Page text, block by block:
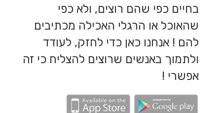
בחיים כפי שהם רוצים, ולא כפי
שהאוכל או הרגלי האכילה מכתיבים
להם ! אנחנו כאן כדי לחזק, לעודד
ולתמוך באנשים שרוצים להצליח כי זה
אפשרי !